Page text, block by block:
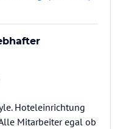
- ausgestattet mit einer
mit Balibetten - oder im
Hoteleinrichtung
Mitarbeiter egal ob